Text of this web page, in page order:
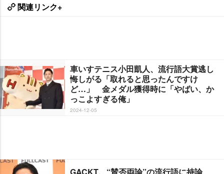
関連リンク+
車いすテニス小田凱人、流行語大賞逃し
悔しがる「取れると思ったんですけ
ど…」 金メダル獲得時に「やばい、か
っこよすぎる俺」
2024-12-05
GACKT、“賛否両論”の流行語に持論